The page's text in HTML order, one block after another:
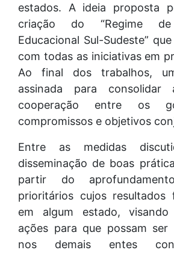
estados. A ideia proposta
criação do “Regime de
Educacional Sul-Sudeste”
com todas as iniciativas em
Ao final dos trabalhos,
assinada para
cooperação entre os
compromissos e objetivos
Entre as medidas
disseminação de boas
partir do
prioritários cujos resultados
em algum estado,
ações para que possam ser
nos demais entes